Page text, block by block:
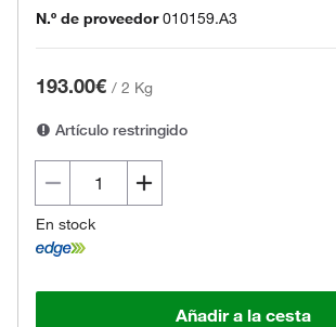
N.º de proveedor 010159.A3
193.00€ / 2 Kg
Artículo restringido
En stock
Añadir a la cesta